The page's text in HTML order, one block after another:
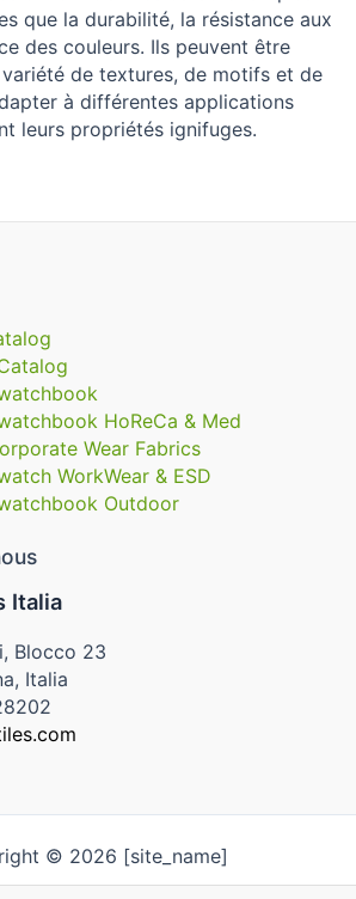
que la durabilité, la résistance aux
des couleurs. Ils peuvent être
de textures, de motifs et de
à différentes applications
leurs propriétés ignifuges.
HoReCa & Med
Wear Fabrics
WorkWear & ESD
Outdoor
Italia
Blocco 23
Italia
© 2026 [site_name]